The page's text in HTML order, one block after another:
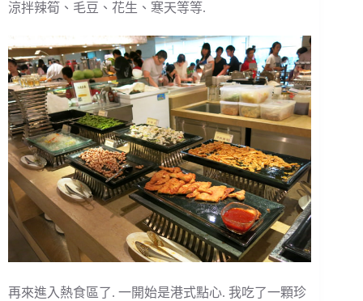
涼拌辣筍、毛豆、花生、寒天等等.
再來進入熱食區了. 一開始是港式點心. 我吃了一顆珍